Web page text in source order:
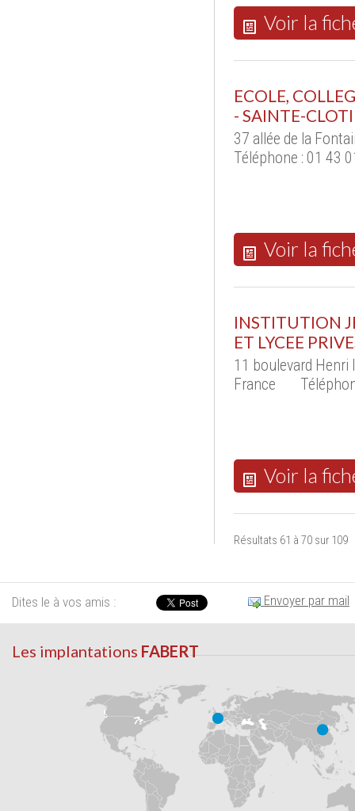
Voir la
ECOLE,
- SAINTE-
37 allée de la
Téléphone : 01 43
Voir la
INSTITUTION
ET LYCEE
11 boulevard Henri
France
Voir la
Résultats 61 à 70 sur 109
Dites le à vos amis : Envoyer par mail
Les implantations FABERT